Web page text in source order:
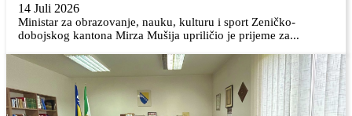
14 Juli 2026
Ministar za obrazovanje, nauku, kulturu i sport Zeničko-
dobojskog kantona Mirza Mušija upriličio je prijeme za...